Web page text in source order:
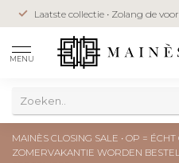
Laatste collectie • Zolang de
MENU
MAINÈS CLOSING SALE • OP =
ZOMERVAKANTIE WORDEN